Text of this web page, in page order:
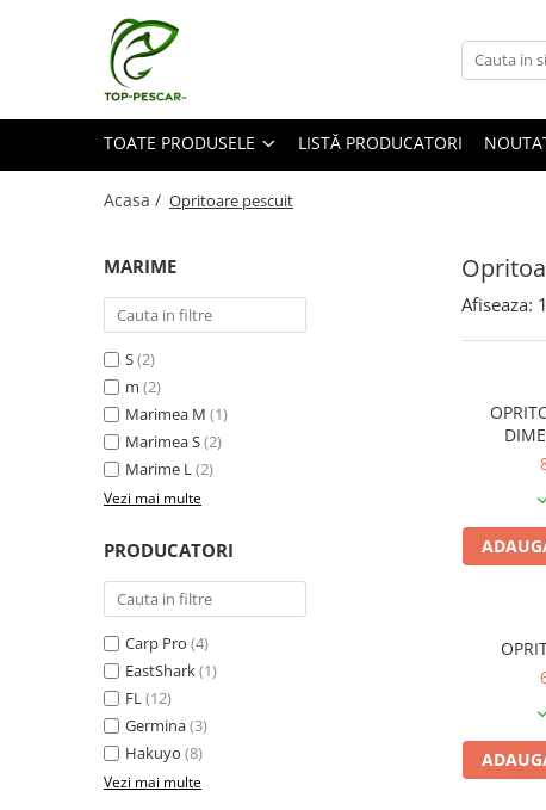
Toate Produsele
Lansete crap
Nadă și momeală
Momeală cârlig crap
Alune tigrate
Semnalizare și suport
Senzori pescuit
Swingere pescuit
Suport lansete
Picheți pescuit
TOATE PRODUSELE LISTĂ PRODUCATORI
Acasa / Opritoare pescuit
MARIME
S(2)
m (2)
Marimea M (1)
Marimea S(2)
Marime L(2)
Vezi mai multe
PRODUCATORI
Carp Pro (4)
EastShark(1)
FL(12)
Germina(3)
Hakuyo (8)
Vezi mai multe
Afiseaza: